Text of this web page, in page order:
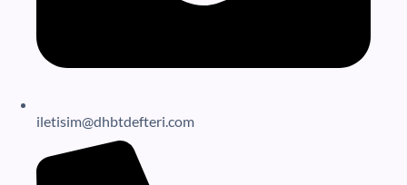
iletisim@dhbtdefteri.com